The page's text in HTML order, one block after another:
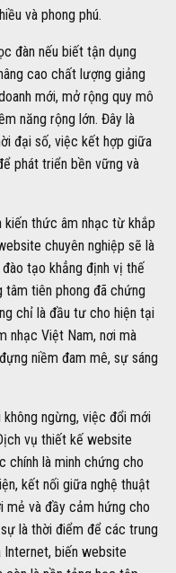
và phong phú.
đàn nếu biết tận dụng
cao chất lượng giảng
mới, mở rộng quy mô
năng rộng lớn. Đây là
đại số, việc kết hợp giữa
phát triển bền vững và
thức âm nhạc từ khắp
chuyên nghiệp sẽ là
tạo khẳng định vị thế
tiên phong đã chứng
chỉ là đầu tư cho hiện tại
nhạc Việt Nam, nơi mà
niềm đam mê, sự sáng
ngừng, việc đổi mới
vụ thiết kế website
chính là minh chứng cho
kết nối giữa nghệ thuật
mẻ và đầy cảm hứng cho
là thời điểm để các trung
biến website